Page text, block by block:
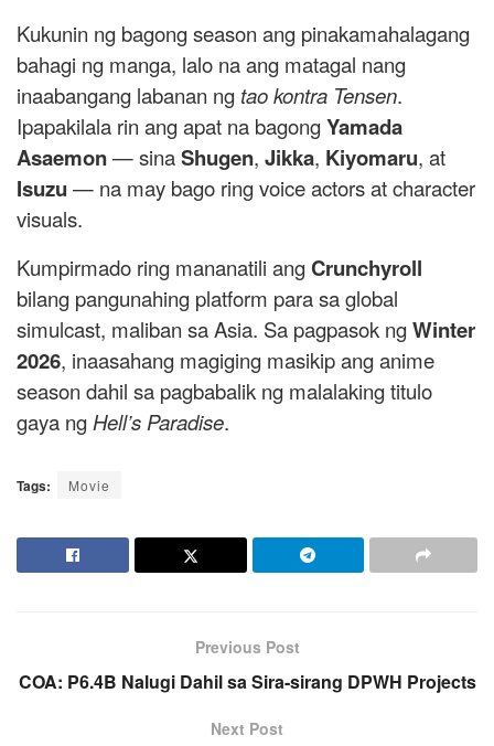
Kukunin ng bagong season ang pinakamahalagang
bahagi ng manga, lalo na ang matagal nang
inaabangang labanan ng tao kontra Tensen.
Ipapakilala rin ang apat na bagongYamada
Asaemon— sinaShugen, Jikka, Kiyomaru, at
Isuzu — na may bago ring voice actors at character
visuals.
Kumpirmado ring mananatili angCrunchyroll
bilang pangunahing platform para sa global
simulcast, maliban sa Asia. Sa pagpasok ngWinter
2026, inaasahang magiging masikip ang anime
season dahil sa pagbabalik ng malalaking titulo
gaya ng Hell’s Paradise.
Tags: Movie
Previous Post
COA: P6.4B Nalugi Dahil sa Sira-sirang DPWH Projects
Next Post